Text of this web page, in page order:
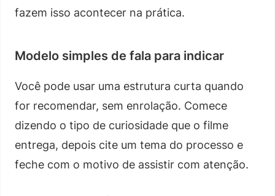
fazem isso acontecer na prática.
Modelo simples de fala para indicar
Você pode usar uma estrutura curta quando
for recomendar, sem enrolação. Comece
dizendo o tipo de curiosidade que o filme
entrega, depois cite um tema do processo e
feche com o motivo de assistir com atenção.